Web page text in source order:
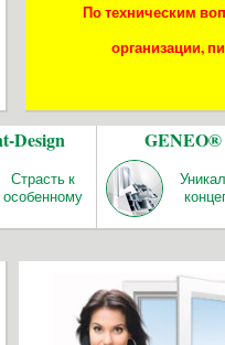
По техническим
организации,
Design
Страсть к
особенному
GENEO®